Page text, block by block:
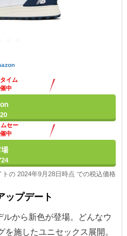
イム
中
セー
中
の 2024年9月28日時点 での税込価格
ップデート
から新色が登場。どんなウ
施したユニセックス展開。